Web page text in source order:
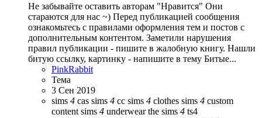
Не забывайте оставить авторам "Нравится" Они
стараются для нас ~) Перед публикацией сообщения
ознакомьтесь с правилами оформления тем и постов с
дополнительным контентом. Заметили нарушения
правил публикации - пишите в жалобную книгу. Нашли
битую ссылку, картинку - напишите в тему Битые...
PinkRabbit
Тема
3 Сен 2019
sims 4 cas sims 4 cc sims 4 clothes sims 4 custom
content sims 4 underwearthe sims 4 ts4